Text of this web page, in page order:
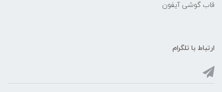
قاب گوشی آیفون
ارتباط با تلگرام